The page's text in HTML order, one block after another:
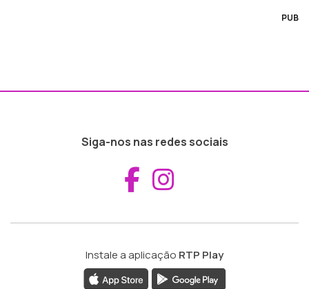
PUB
Siga-nos nas redes sociais
Aceder ao
Instale a aplicação RTP Play